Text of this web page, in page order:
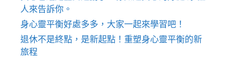
人來告訴你。
身心靈平衡好處多多，大家一起來學習吧！
退休不是終點，是新起點！重塑身心靈平衡的新
旅程